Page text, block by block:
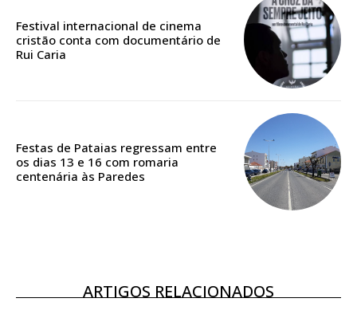
ASSINATURA
DIGITAL ANUAL
12 meses
Festival internacional de cinema
cristão conta com documentário de
Rui Caria
Festas de Pataias regressam entre
os dias 13 e 16 com romaria
centenária às Paredes
ARTIGOS RELACIONADOS